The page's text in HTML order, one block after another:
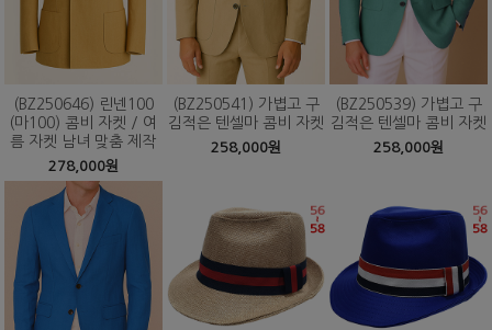
(BZ250646) 린넨100
(마100) 콤비 자켓 / 여
름 자켓 남녀 맞춤 제작
278,000원
(BZ250541) 가볍고 구
김적은 텐셀마 콤비 자켓
258,000원
(BZ250539) 가볍고 구
김적은 텐셀마 콤비 자켓
258,000원